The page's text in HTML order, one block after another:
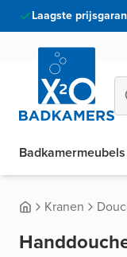
Laagste
Badkamermeubels
Kranen